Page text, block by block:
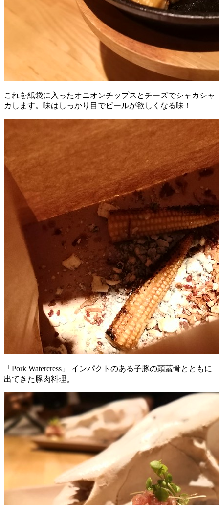
これを紙袋に入ったオニオンチップスとチーズでシャカシャ
カします。味はしっかり目でビールが欲しくなる味！
「Pork Watercress」 インパクトのある子豚の頭蓋骨とともに
出てきた豚肉料理。